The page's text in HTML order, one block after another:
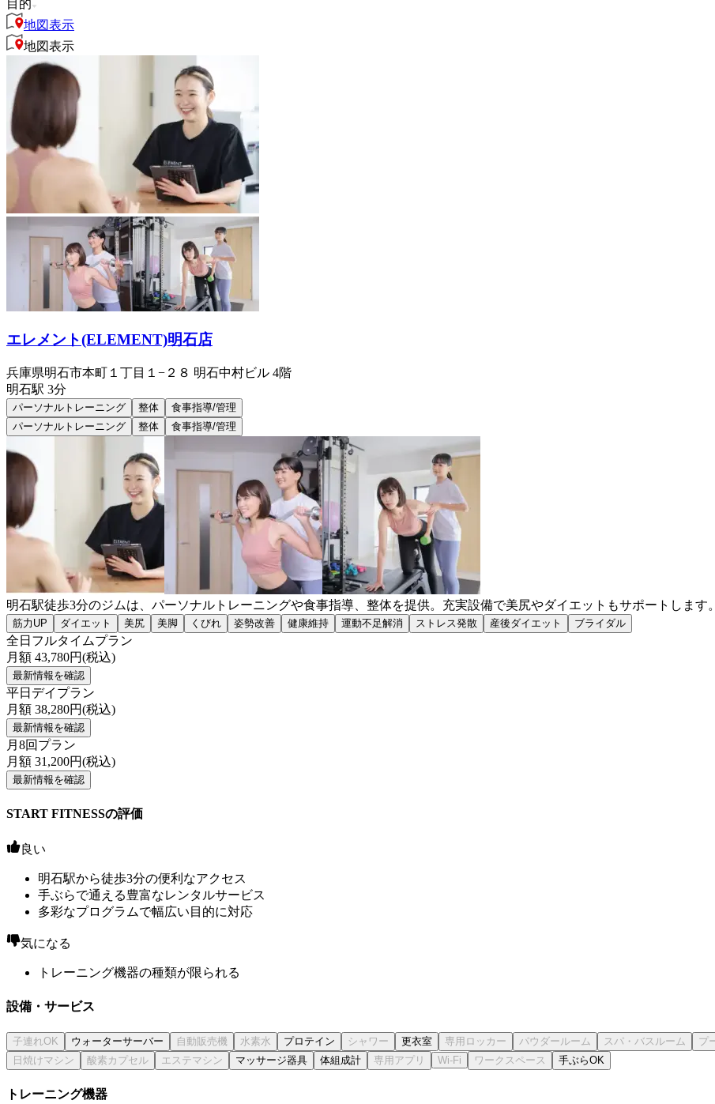
目的
地図表示
地図表示
エレメント(ELEMENT)明石店
兵庫県明石市本町１丁目１−２８ 明石中村ビル 4階
明石駅 3分
パーソナルトレーニング 整体
食事指導/管理
パーソナルトレーニング
整体 食事指導/管理
明石駅徒歩3分のジムは、パーソナルトレーニングや食事指導、整体を提供。充実設備で美尻やダイエットもサポートします。
筋力UP ダイエット 美尻 美脚 くびれ 姿勢改善 健康維持 運動不足解消 ストレス発散 産後ダイエット ブライダル
全日フルタイムプラン
月額 43,780円(税込)
最新情報を確認
平日デイプラン
月額 38,280円(税込)
最新情報を確認
月8回プラン
月額 31,200円(税込)
最新情報を確認
START FITNESSの評価
良い
明石駅から徒歩3分の便利なアクセス
手ぶらで通える豊富なレンタルサービス
多彩なプログラムで幅広い目的に対応
気になる
トレーニング機器の種類が限られる
設備・サービス
ウォーターサーバー プロテイン
更衣室
マッサージ器具
体組成計 手ぶらOK
トレーニング機器